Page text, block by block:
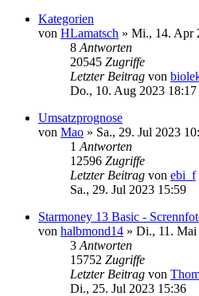
Kategorien
von HLamatsch » Mi., 14. Apr
8 Antworten
20545 Zugriffe
Letzter Beitrag von
Do., 10. Aug 2023 18:17
Umsatzprognose
von Mao » Sa., 29. Jul 2023
1 Antworten
12596 Zugriffe
Letzter Beitrag von ebi_f
Sa., 29. Jul 2023 15:59
Starmoney 13 Basic -
von halbmond14 » Di., 11. Mai
3 Antworten
15752 Zugriffe
Letzter Beitrag von
Di., 25. Jul 2023 15:36